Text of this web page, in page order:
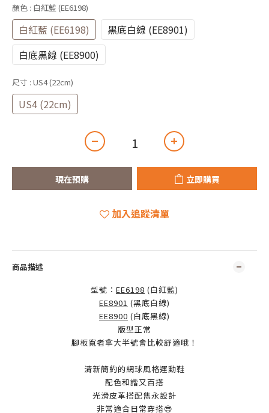
顏色 : 白紅藍 (EE6198)
白紅藍 (EE6198)
黑底白線 (EE8901)
白底黑線 (EE8900)
尺寸 : US4 (22cm)
US4 (22cm)
現在預購 立即購買
加入追蹤清單
商品描述
型號： EE6198 (白紅藍)
EE8901 (黑底白線)
EE8900 (白底黑線)
版型正常
腳板寬者拿大半號會比較舒適哦！
清新簡約的網球風格運動鞋
配色和諧又百搭
光滑皮革搭配雋永設計
非常適合日常穿搭😎